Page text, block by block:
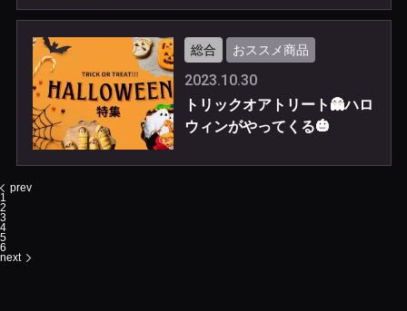
トリックオアトリート👻ハロ
ウィンがやってくる🎃
2023.10.30
総合 おススメ商品
prev
1
2
3
4
5
6
next